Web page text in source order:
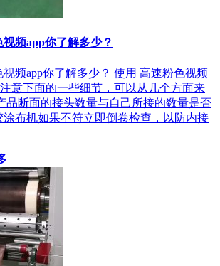
频app你了解多少？
频app你了解多少？ 使用 高速粉色视频
意下面的一些细节，可以从几个方面来
产品断面的接头数量与自己所接的数量是否
胶涂布机如果不符立即倒卷检查，以防内接